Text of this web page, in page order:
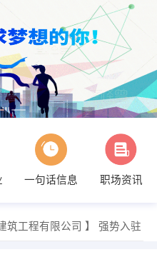
一句话信息
职场资讯
筑工程有限公司 】 强势入驻